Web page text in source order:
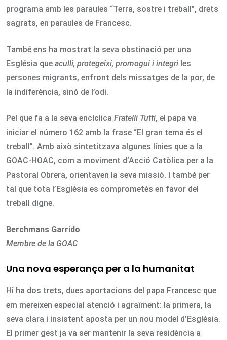
programa amb les paraules “Terra, sostre i treball”, drets
sagrats, en paraules de Francesc.
També ens ha mostrat la seva obstinació per una
Església que aculli, protegeixi, promogui i integri les
persones migrants, enfront dels missatges de la por, de
la indiferència, sinó de l’odi.
Pel que fa a la seva encíclica Fratelli Tutti, el papa va
iniciar el número 162 amb la frase “El gran tema és el
treball”. Amb això sintetitzava algunes línies que a la
GOAC-HOAC, com a moviment d’Acció Catòlica per a la
Pastoral Obrera, orientaven la seva missió. I també per
tal que tota l’Església es comprometés en favor del
treball digne.
Berchmans Garrido
Membre de la GOAC
Una nova esperança per a la humanitat
Hi ha dos trets, dues aportacions del papa Francesc que
em mereixen especial atenció i agraïment: la primera, la
seva clara i insistent aposta per un nou model d’Església.
El primer gest ja va ser mantenir la seva residència a